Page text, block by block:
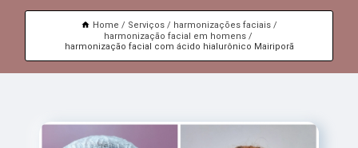
Home Serviços
harmonizações faciais
harmonização facial em homens
harmonização facial com ácido hialurônico Mairiporã